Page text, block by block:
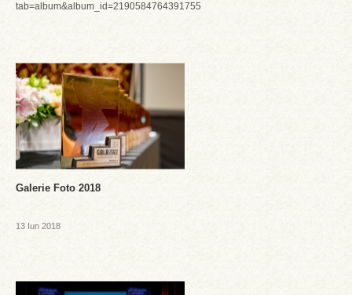
tab=album&album_id=2190584764391755
Galerie Foto 2018
13 Iun 2018